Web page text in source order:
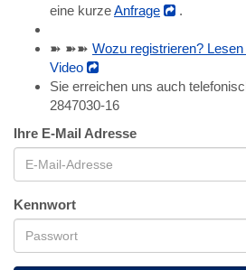
eine kurzeAnfrage .
➽ ➽➽ Wozu registrieren? Lesen
Video
Sie erreichen uns auch
2847030-16
Ihre E-Mail Adresse
Kennwort